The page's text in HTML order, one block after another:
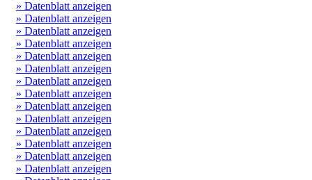
» Datenblatt anzeigen
» Datenblatt anzeigen
» Datenblatt anzeigen
» Datenblatt anzeigen
» Datenblatt anzeigen
» Datenblatt anzeigen
» Datenblatt anzeigen
» Datenblatt anzeigen
» Datenblatt anzeigen
» Datenblatt anzeigen
» Datenblatt anzeigen
» Datenblatt anzeigen
» Datenblatt anzeigen
» Datenblatt anzeigen